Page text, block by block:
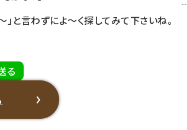
と言わずによ～く探してみて下さいね。
る